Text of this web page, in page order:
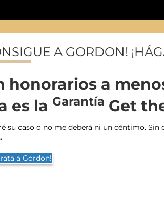
A GORDON!
honorarios a
es la Garantía Get
su caso o no me deberá ni un céntimo. Sin
a Gordon!